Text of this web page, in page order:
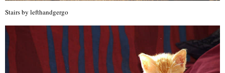
Stairs by lefthandgergo